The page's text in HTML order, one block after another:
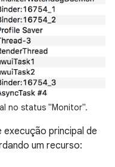
no status "Monitor".
principal de
um recurso: